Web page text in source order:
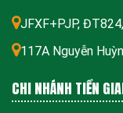
JFXF+PJP,
117A Nguyễn
CHI NHÁNH TIỀN